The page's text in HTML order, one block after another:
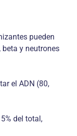
pueden
y neutrones
el ADN (80,
del total,